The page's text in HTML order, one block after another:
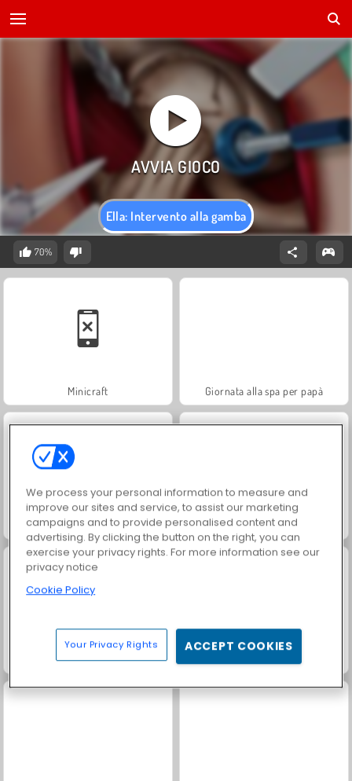
Ella: Intervento alla gamba
70%
Minicraft Giornata alla spa per papà
Tropical Merge Little Farm Clicker
Solitaire Home Story Labbra rifatte di Goldie
We process your personal information to measure and
improve our sites and service, to assist our marketing
campaigns and to provide personalised content and
advertising. By clicking the button on the right, you can
exercise your privacy rights. For more information see our
privacy notice
Cookie Policy
Your Privacy Rights ACCEPT COOKIES